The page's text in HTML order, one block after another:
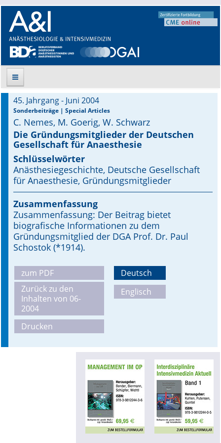
Suche
Aktuelle Ausgabe
Leitlinien
Archiv
Supplements OrphanAnesthesia
Online First
Mediadaten
Autoren-Service
Bestell-Service
Stellenmarkt
45. Jahrgang - Juni 2004
Sonderbeiträge | Special Articles
C. Nemes, M. Goerig, W. Schwarz
Die Gründungsmitglieder der Deutschen
Gesellschaft für Anaesthesie
Schlüsselwörter
Anästhesiegeschichte, Deutsche Gesellschaft
für Anaesthesie, Gründungsmitglieder
Zusammenfassung
Zusammenfassung: Der Beitrag bietet
biografische Informationen zu dem
Gründungsmitglied der DGA Prof. Dr. Paul
Schostok (*1914).
zum PDF
Zurück zu den
Inhalten von 06-
2004
Drucken
Deutsch
Englisch